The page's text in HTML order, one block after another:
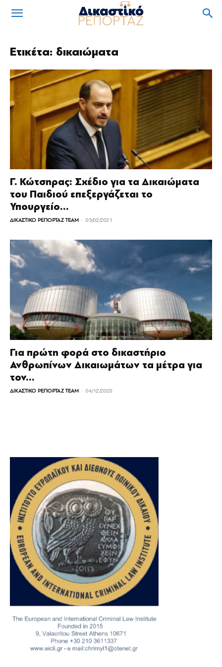
Ετικέτα: δικαιώματα
Γ. Κώτσηρας: Σχέδιο για τα Δικαιώματα
του Παιδιού επεξεργάζεται το
Υπουργείο...
ΔΙΚΑΣΤΙΚΟ ΡΕΠΟΡΤΑΖ TEAM - 05/02/2021
Για πρώτη φορά στο δικαστήριο
Ανθρωπίνων Δικαιωμάτων τα μέτρα για
τον...
ΔΙΚΑΣΤΙΚΟ ΡΕΠΟΡΤΑΖ TEAM - 04/12/2020